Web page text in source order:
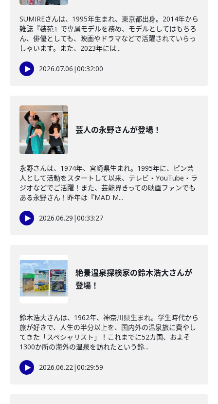
SUMIREさんは、1995年生まれ、東京都出身。2014年から
雑誌『装苑』で専属モデルを務め、モデルとしてはもちろ
ん、俳優としても、映画やドラマなどで活躍されていらっ
しゃいます。また、2023年には...
2026.07.06 |00:32:00
芸人の永野さんが登場！
永野さんは、1974年、宮崎県生まれ。1995年に、ピン芸
人として活動をスタートして以来、テレビ・YouTube・ラ
ジオなどでご活躍！また、芸能界きっての映画ファンでも
ある永野さん！昨年は『MAD M...
2026.06.29 |00:33:27
絶景温泉探検家の鈴木浩大さんが
登場！
鈴木浩大さんは、1962年、神奈川県生まれ。学生時代から
旅が好きで、人生の半分以上を、国内外の温泉旅に費やし
てきた「スペシャリスト」！これまでに52カ国、およそ
1300か所の海外の温泉を訪れたという鈴...
2026.06.22|00:29:59